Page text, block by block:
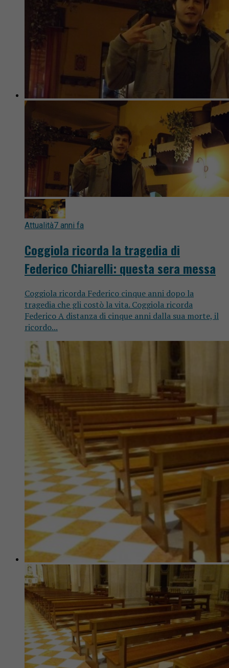
Attualità7 anni fa
Coggiola ricorda la tragedia di
Federico Chiarelli: questa sera messa
Coggiola ricorda Federico cinque anni dopo la
tragedia che gli costò la vita. Coggiola ricorda
Federico A distanza di cinque anni dalla sua morte, il
ricordo...